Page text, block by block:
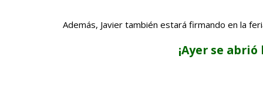
Además, Javier también estará firmando en la
¡Ayer se